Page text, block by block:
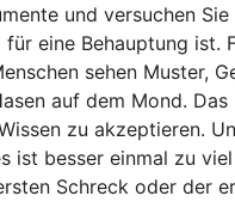
und versuchen
eine Behauptung ist.
sehen Muster,
auf dem Mond.
zu akzeptieren.
ist besser einmal zu
Schreck oder der